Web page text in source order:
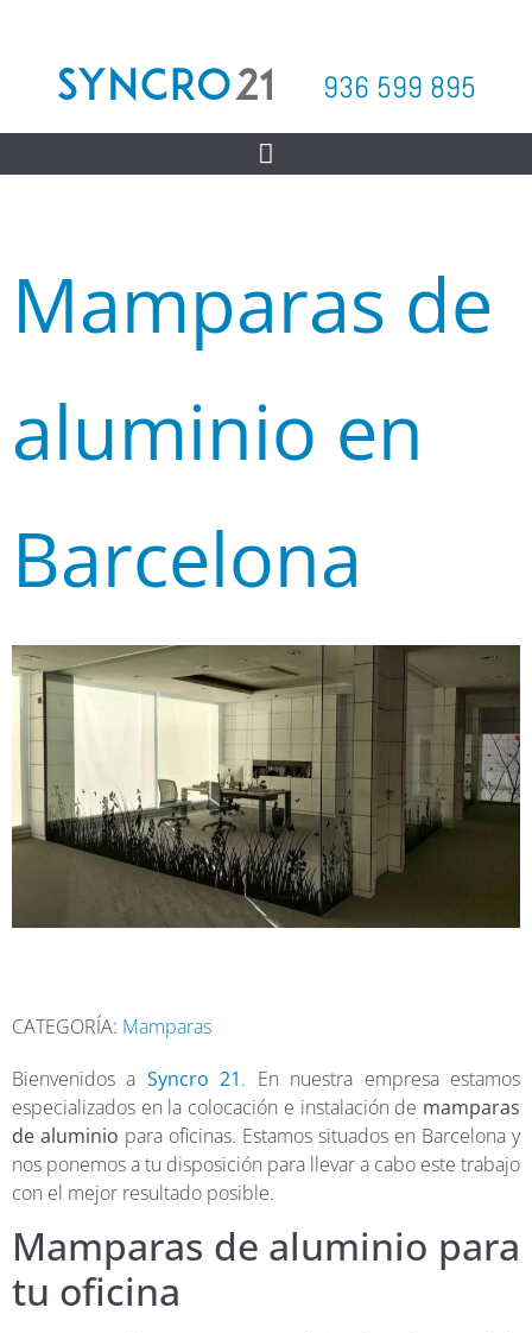
936 599 895
Mamparas de
aluminio en
Barcelona
CATEGORÍA: Mamparas
Bienvenidos a Syncro 21. En nuestra empresa estamos
especializados en la colocación e instalación de mamparas
de aluminio para oficinas. Estamos situados en Barcelona y
nos ponemos a tu disposición para llevar a cabo este trabajo
con el mejor resultado posible.
Mamparas de aluminio para
tu oficina